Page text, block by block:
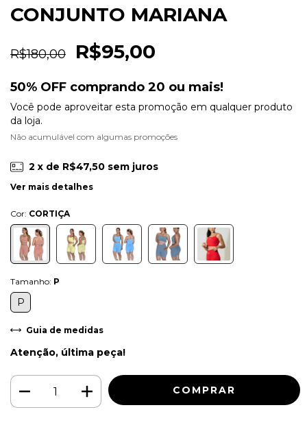
CONJUNTO MARIANA
R$180,00 R$95,00
50% OFF comprando 20 ou mais!
Você pode aproveitar esta promoção em qualquer produto
da loja.
Não acumulável com algumas promoções
2 x de R$47,50 sem juros
Ver mais detalhes
Cor: CORTIÇA
Tamanho: P
P
Guia de medidas
Atenção, última peça!